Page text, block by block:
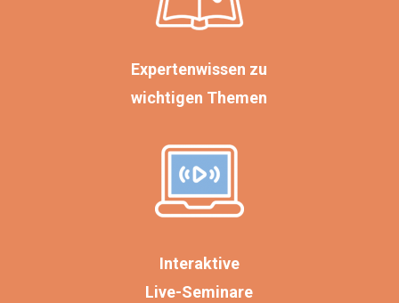
Expertenwissen zu
wichtigen Themen
Interaktive
Live-Seminare